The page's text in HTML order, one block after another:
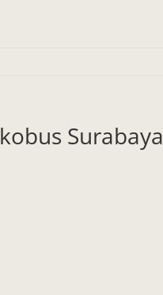
Surabaya